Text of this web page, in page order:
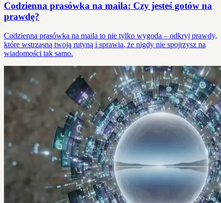
Codzienna prasówka na maila: Czy jesteś gotów na
prawdę?
Codzienna prasówka na maila to nie tylko wygoda – odkryj prawdy,
które wstrząsną twoją rutyną i sprawią, że nigdy nie spojrzysz na
wiadomości tak samo.